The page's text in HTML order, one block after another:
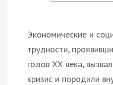
Экономические и
трудности,
годов ХХ века,
кризис и породили